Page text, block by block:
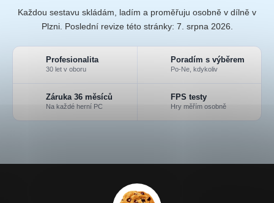
Každou sestavu skládám, ladím a proměřuju osobně v dílně v
Plzni. Poslední revize této stránky: 7. srpna 2026.
Profesionalita
30 let v oboru
Poradím s výběrem
Po-Ne, kdykoliv
Záruka 36 měsíců
Na každé herní PC
FPS testy
Hry měřím osobně